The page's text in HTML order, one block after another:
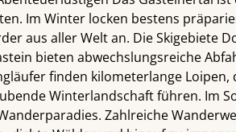
Im Winter locken bestens
aus aller Welt an. Die Skigebiete
bieten abwechslungsreiche
finden kilometerlange Loipen,
Winterlandschaft führen. Im
Zahlreiche